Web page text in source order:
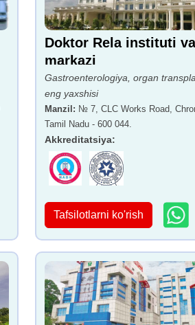
Doktor Rela instituti
markazi
Gastroenterologiya, organ
eng yaxshisi
Manzil : № 7, CLC Works Road,
Tamil Nadu - 600 044.
Akkreditatsiya:
Tafsilotlarni ko'rish